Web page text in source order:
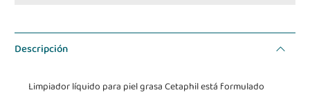
Descripción
Limpiador líquido para piel grasa Cetaphil está formulado